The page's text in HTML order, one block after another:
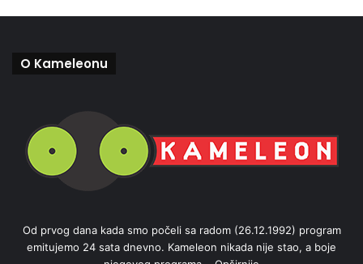
O Kameleonu
Od prvog dana kada smo počeli sa radom (26.12.1992) program
emitujemo 24 sata dnevno. Kameleon nikada nije stao, a boje